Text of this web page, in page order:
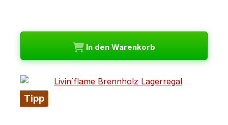
In den Warenkorb
Tipp